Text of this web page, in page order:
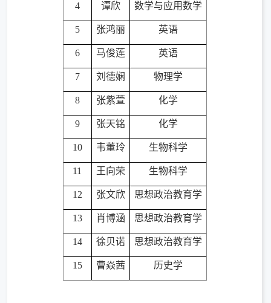
4 谭欣 数学与应用数学
5 张鸿丽 英语
6 马俊莲 英语
7 刘德娴 物理学
8 张紫萱 化学
9 张天铭 化学
10 韦董玲 生物科学
11 王向荣 生物科学
12 张文欣 思想政治教育学
13 肖博涵 思想政治教育学
14 徐贝诺 思想政治教育学
15 曹焱茜 历史学